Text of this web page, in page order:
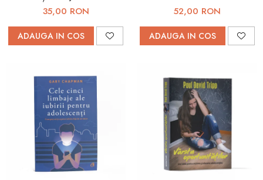
35,00 RON
ADAUGA IN COS
52,00 RON
ADAUGA IN COS